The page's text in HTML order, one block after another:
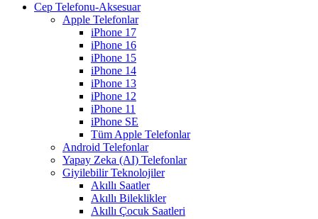
Cep Telefonu-Aksesuar
Apple Telefonlar
iPhone 17
iPhone 16
iPhone 15
iPhone 14
iPhone 13
iPhone 12
iPhone 11
iPhone SE
Tüm Apple Telefonlar
Android Telefonlar
Yapay Zeka (AI) Telefonlar
Giyilebilir Teknolojiler
Akıllı Saatler
Akıllı Bileklikler
Akıllı Çocuk Saatleri